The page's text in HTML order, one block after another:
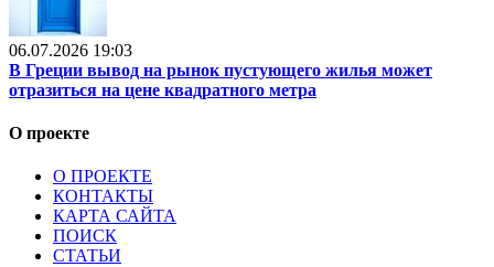
06.07.2026 19:03
В Греции вывод на рынок пустующего жилья может
отразиться на цене квадратного метра
О проекте
О ПРОЕКТЕ
КОНТАКТЫ
КАРТА САЙТА
ПОИСК
СТАТЬИ